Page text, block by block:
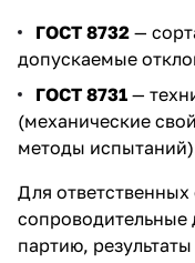
ГОСТ 8732 —
допускаемые
ГОСТ 8731 —
(механические
методы
Для
сопроводительные
партию,